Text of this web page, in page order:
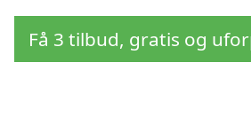
Få 3 tilbud, gratis og